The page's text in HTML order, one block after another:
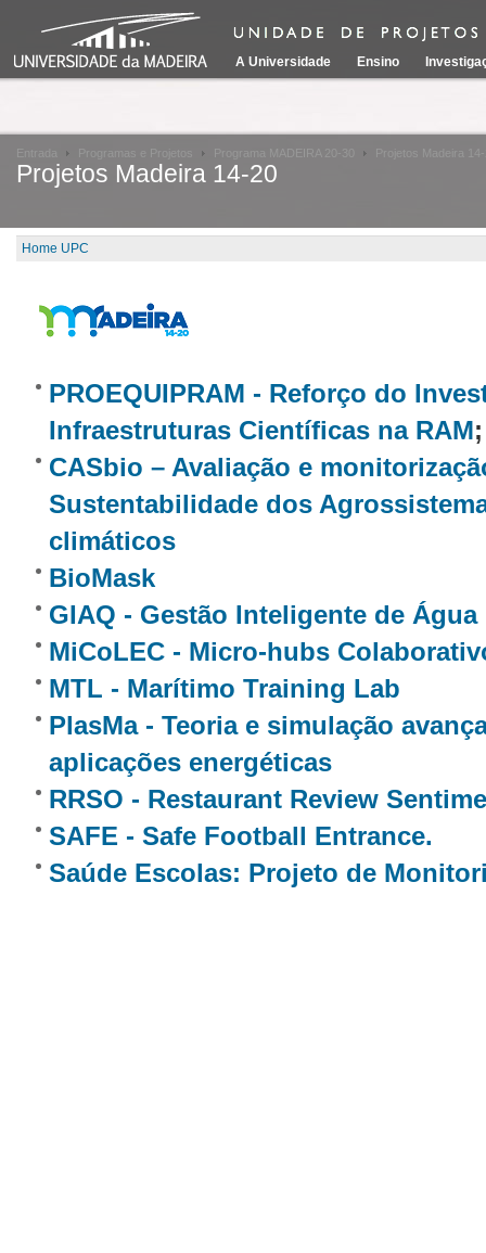
A Universidade Ensino
Entrada Programas e Projetos Programa MADEIRA 20-30 Projetos Madeira
Projetos Madeira 14-20
Home UPC
PROEQUIPRAM - Reforço do
Infraestruturas Científicas na RAM;
CASbio – Avaliação e
Sustentabilidade dos
climáticos
BioMask
GIAQ - Gestão Inteligente de Água
MiCoLEC - Micro-hubs
MTL - Marítimo Training Lab
PlasMa - Teoria e simulação
aplicações energéticas
RRSO - Restaurant Review
SAFE - Safe Football Entrance.
Saúde Escolas: Projeto de